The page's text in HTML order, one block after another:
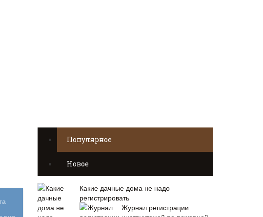
Популярное
Новое
Какие дачные дома не надо
регистрировать
Журнал регистрации